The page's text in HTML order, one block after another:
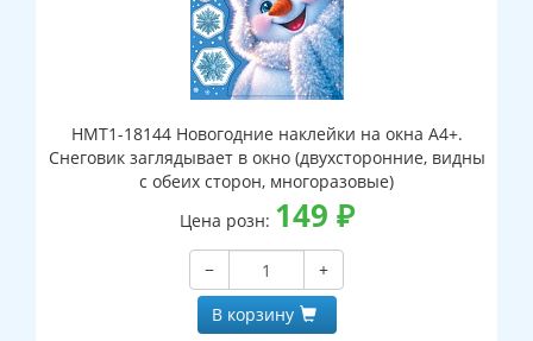
НМТ1-18144 Новогодние наклейки на окна А4+.
Снеговик заглядывает в окно (двухсторонние, видны
с обеих сторон, многоразовые)
Цена розн: 149 ₽
−
+
В корзину